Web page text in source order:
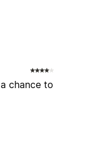
chance to